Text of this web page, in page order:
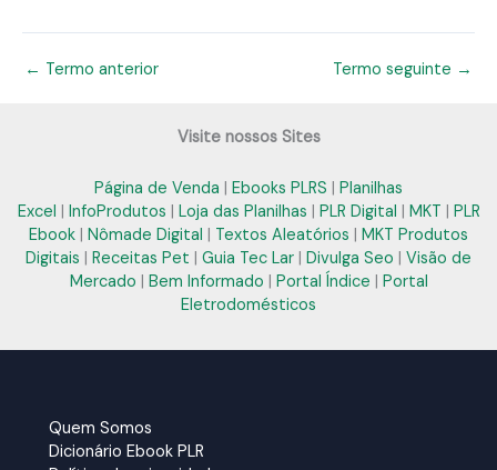
← Termo anterior Termo seguinte →
Visite nossos Sites
Página de Venda | Ebooks PLRS | Planilhas
Excel | InfoProdutos | Loja das Planilhas | PLR Digital | MKT | PLR
Ebook | Nômade Digital | Textos Aleatórios | MKT Produtos
Digitais | Receitas Pet | Guia Tec Lar | Divulga Seo | Visão de
Mercado | Bem Informado | Portal Índice | Portal
Eletrodomésticos
Quem Somos
Dicionário Ebook PLR